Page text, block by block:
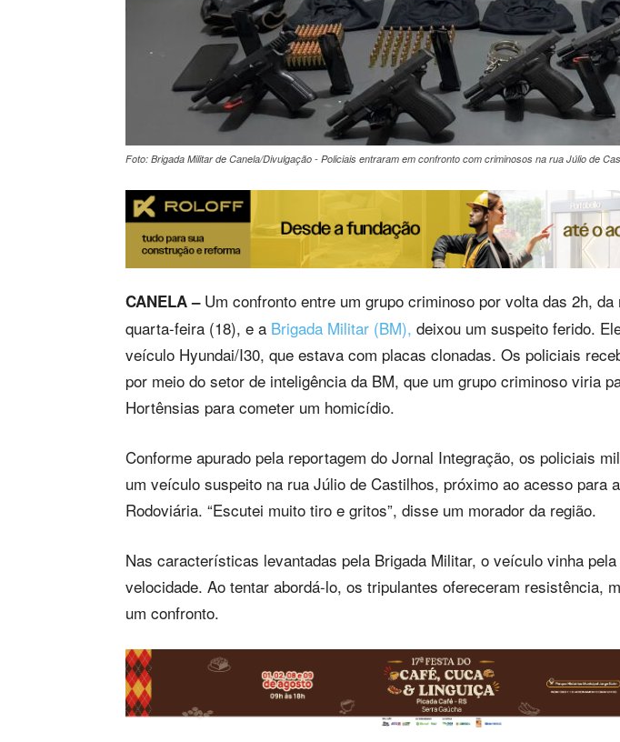
Foto: Brigada Militar de Canela/Divulgação - Policiais entraram em confronto com criminosos na rua Júlio de
CANELA – Um confronto entre um grupo criminoso por volta das 2h, da
quarta-feira (18), e a Brigada Militar (BM), deixou um suspeito ferido.
veículo Hyundai/I30, que estava com placas clonadas. Os policiais
por meio do setor de inteligência da BM, que um grupo criminoso viria
Hortênsias para cometer um homicídio.
Conforme apurado pela reportagem do Jornal Integração, os policiais
um veículo suspeito na rua Júlio de Castilhos, próximo ao acesso para
Rodoviária. “Escutei muito tiro e gritos”, disse um morador da região.
Nas características levantadas pela Brigada Militar, o veículo vinha
velocidade. Ao tentar abordá-lo, os tripulantes ofereceram resistência,
um confronto.